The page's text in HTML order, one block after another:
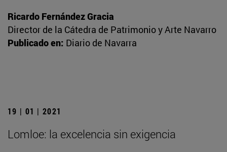
Ricardo Fernández Gracia
Director de la Cátedra de Patrimonio y Arte Navarro
Publicado en: Diario de Navarra
19 | 01 | 2021
Lomloe: la excelencia sin exigencia